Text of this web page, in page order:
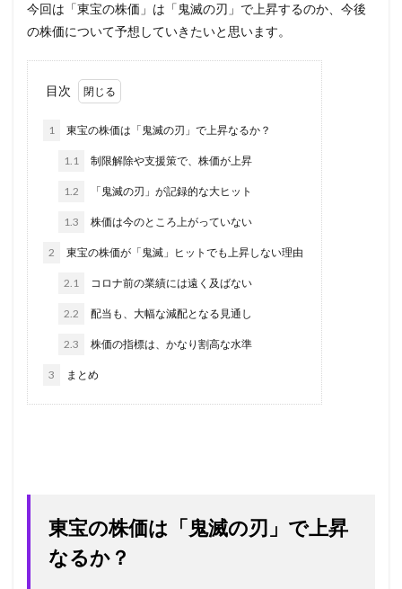
今回は「東宝の株価」は「鬼滅の刃」で上昇するのか、今後
の株価について予想していきたいと思います。
目次
1 東宝の株価は「鬼滅の刃」で上昇なるか？
1.1 制限解除や支援策で、株価が上昇
1.2 「鬼滅の刃」が記録的な大ヒット
1.3 株価は今のところ上がっていない
2 東宝の株価が「鬼滅」ヒットでも上昇しない理由
2.1 コロナ前の業績には遠く及ばない
2.2 配当も、大幅な減配となる見通し
2.3 株価の指標は、かなり割高な水準
3 まとめ
東宝の株価は「鬼滅の刃」で上昇
なるか？